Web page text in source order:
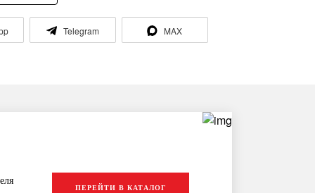
Telegram MAX
ПЕРЕЙТИ В КАТАЛОГ